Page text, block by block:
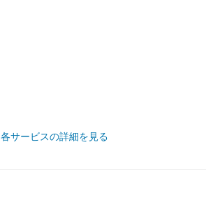
各サービスの詳細を見る